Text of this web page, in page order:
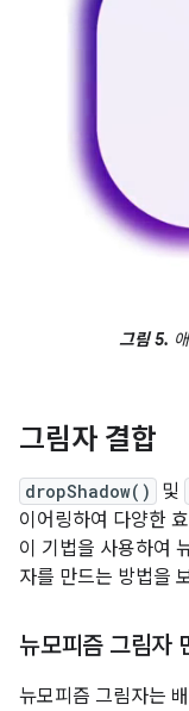
그림 5.
그림자 결합
dropShadow() 및
이어링하여 다양한
이 기법을 사용하여
자를 만드는 방법을
뉴모피즘 그림자
뉴모피즘 그림자는